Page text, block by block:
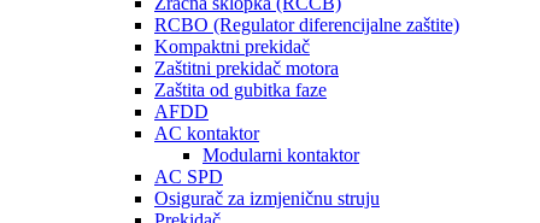
RCBO (Regulator diferencijalne zaštite)
Kompaktni prekidač
Zaštitni prekidač motora
Zaštita od gubitka faze
AFDD
AC kontaktor
Modularni kontaktor
AC SPD
Osigurač za izmjeničnu struju